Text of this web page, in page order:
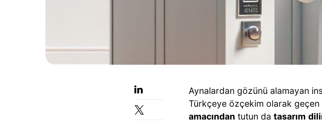
Aynalardan gözünü alamayan
Türkçeye özçekim olarak
amacından tutun da tasarım